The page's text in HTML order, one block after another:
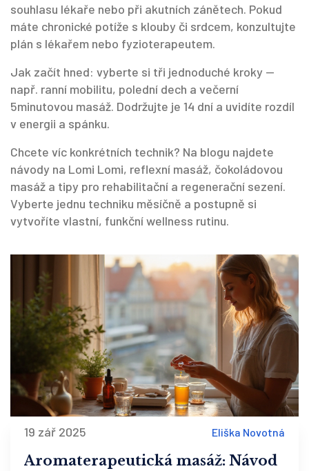
souhlasu lékaře nebo při akutních zánětech. Pokud
máte chronické potíže s klouby či srdcem, konzultujte
plán s lékařem nebo fyzioterapeutem.
Jak začít hned: vyberte si tři jednoduché kroky —
např. ranní mobilitu, polední dech a večerní
5minutovou masáž. Dodržujte je 14 dní a uvidíte rozdíl
v energii a spánku.
Chcete víc konkrétních technik? Na blogu najdete
návody na Lomi Lomi, reflexní masáž, čokoládovou
masáž a tipy pro rehabilitační a regenerační sezení.
Vyberte jednu techniku měsíčně a postupně si
vytvoříte vlastní, funkční wellness rutinu.
19 zář 2025 Eliška Novotná
Aromaterapeutická masáž: Návod